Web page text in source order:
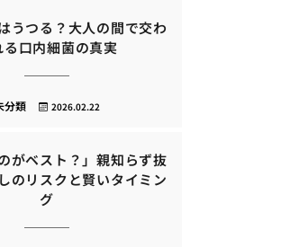
うつる？大人の間で交わ
る口内細菌の真実
2026.02.22
分類
がベスト？」親知らず抜
のリスクと賢いタイミン
グ